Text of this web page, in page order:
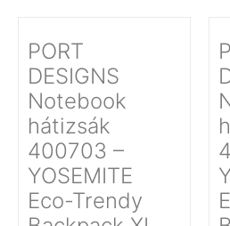
PORT
DESIGNS
Notebook
hátizsák
400703 –
YOSEMITE
Eco-Trendy